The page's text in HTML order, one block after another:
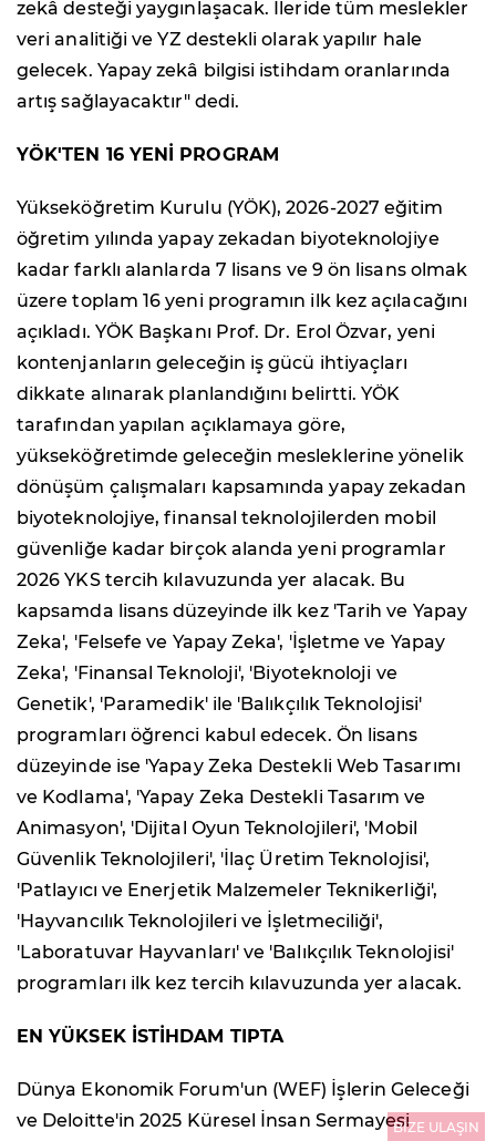
zekâ desteği yaygınlaşacak. İleride tüm meslekler
veri analitiği ve YZ destekli olarak yapılır hale
gelecek. Yapay zekâ bilgisi istihdam oranlarında
artış sağlayacaktır" dedi.
YÖK'TEN 16 YENİ PROGRAM
Yükseköğretim Kurulu (YÖK), 2026-2027 eğitim
öğretim yılında yapay zekadan biyoteknolojiye
kadar farklı alanlarda 7 lisans ve 9 ön lisans olmak
üzere toplam 16 yeni programın ilk kez açılacağını
açıkladı. YÖK Başkanı Prof. Dr. Erol Özvar, yeni
kontenjanların geleceğin iş gücü ihtiyaçları
dikkate alınarak planlandığını belirtti. YÖK
tarafından yapılan açıklamaya göre,
yükseköğretimde geleceğin mesleklerine yönelik
dönüşüm çalışmaları kapsamında yapay zekadan
biyoteknolojiye, finansal teknolojilerden mobil
güvenliğe kadar birçok alanda yeni programlar
2026 YKS tercih kılavuzunda yer alacak. Bu
kapsamda lisans düzeyinde ilk kez 'Tarih ve Yapay
Zeka', 'Felsefe ve Yapay Zeka', 'İşletme ve Yapay
Zeka', 'Finansal Teknoloji', 'Biyoteknoloji ve
Genetik', 'Paramedik' ile 'Balıkçılık Teknolojisi'
programları öğrenci kabul edecek. Ön lisans
düzeyinde ise 'Yapay Zeka Destekli Web Tasarımı
ve Kodlama', 'Yapay Zeka Destekli Tasarım ve
Animasyon', 'Dijital Oyun Teknolojileri', 'Mobil
Güvenlik Teknolojileri', 'İlaç Üretim Teknolojisi',
'Patlayıcı ve Enerjetik Malzemeler Teknikerliği',
'Hayvancılık Teknolojileri ve İşletmeciliği',
'Laboratuvar Hayvanları' ve 'Balıkçılık Teknolojisi'
programları ilk kez tercih kılavuzunda yer alacak.
EN YÜKSEK İSTİHDAM TIPTA
Dünya Ekonomik Forum'un (WEF) İşlerin Geleceği
ve Deloitte'in 2025 Küresel İnsan SermayesiBİZE ULAŞIN